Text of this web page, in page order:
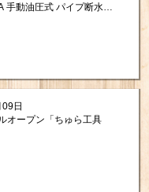
手動油圧式 パイプ断水機
日
オープン「ちゅら工具